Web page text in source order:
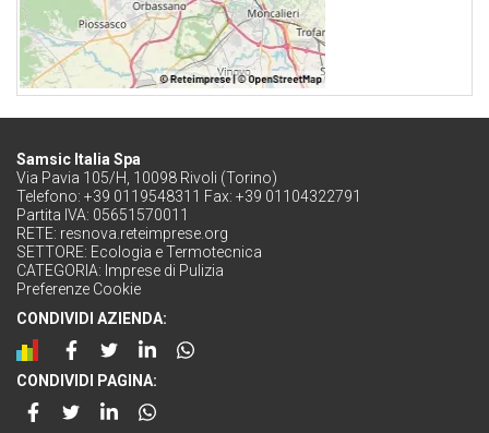
Samsic Italia Spa
Via Pavia 105/H, 10098 Rivoli (Torino)
Telefono: +39 0119548311 Fax: +39 01104322791
Partita IVA: 05651570011
RETE: resnova.reteimprese.org
SETTORE: Ecologia e Termotecnica
CATEGORIA: Imprese di Pulizia
Preferenze Cookie
CONDIVIDI AZIENDA:
CONDIVIDI PAGINA: